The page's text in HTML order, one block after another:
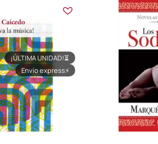
¡ÚLTIMA UNIDAD! ⏳
Envío express⚡